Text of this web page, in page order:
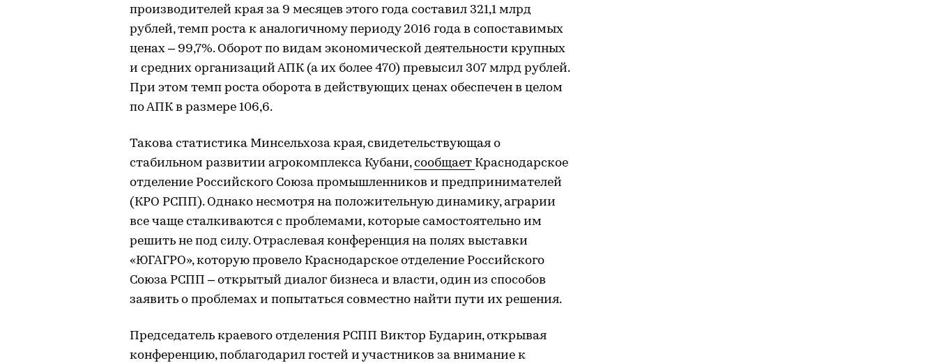
производителей края за 9 месяцев этого года составил 321,1 млрд
рублей, темп роста к аналогичному периоду 2016 года в сопоставимых
ценах – 99,7%. Оборот по видам экономической деятельности крупных
и средних организаций АПК (а их более 470) превысил 307 млрд рублей.
При этом темп роста оборота в действующих ценах обеспечен в целом
по АПК в размере 106,6.
Такова статистика Минсельхоза края, свидетельствующая о
стабильном развитии агрокомплекса Кубани,сообщает Краснодарское
отделение Российского Союза промышленников и предпринимателей
(КРО РСПП). Однако несмотря на положительную динамику, аграрии
все чаще сталкиваются с проблемами, которые самостоятельно им
решить не под силу. Отраслевая конференция на полях выставки
«ЮГАГРО», которую провело Краснодарское отделение Российского
Союза РСПП – открытый диалог бизнеса и власти, один из способов
заявить о проблемах и попытаться совместно найти пути их решения.
Председатель краевого отделения РСПП Виктор Бударин, открывая
конференцию, поблагодарил гостей и участников за внимание к